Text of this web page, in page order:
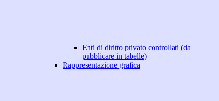
Enti di diritto privato controllati (da
pubblicare in tabelle)
Rappresentazione grafica